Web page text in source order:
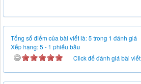
Tổng số điểm của bài viết là: 5 trong 1 đánh giá
Xếp hạng:5 - 1 phiếu bầu
Click để đánh giá bài viết